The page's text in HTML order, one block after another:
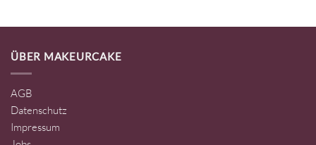
ÜBER MAKEURCAKE
AGB
Datenschutz
Impressum